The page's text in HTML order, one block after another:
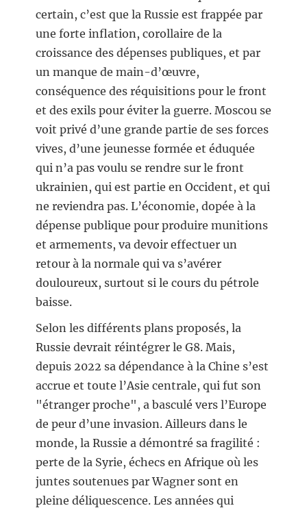
certain, c’est que la Russie est frappée par
une forte inflation, corollaire de la
croissance des dépenses publiques, et par
un manque de main-d’œuvre,
conséquence des réquisitions pour le front
et des exils pour éviter la guerre. Moscou se
voit privé d’une grande partie de ses forces
vives, d’une jeunesse formée et éduquée
qui n’a pas voulu se rendre sur le front
ukrainien, qui est partie en Occident, et qui
ne reviendra pas. L’économie, dopée à la
dépense publique pour produire munitions
et armements, va devoir effectuer un
retour à la normale qui va s’avérer
douloureux, surtout si le cours du pétrole
baisse.
Selon les différents plans proposés, la
Russie devrait réintégrer le G8. Mais,
depuis 2022 sa dépendance à la Chine s’est
accrue et toute l’Asie centrale, qui fut son
"étranger proche", a basculé vers l’Europe
de peur d’une invasion. Ailleurs dans le
monde, la Russie a démontré sa fragilité :
perte de la Syrie, échecs en Afrique où les
juntes soutenues par Wagner sont en
pleine déliquescence. Les années qui